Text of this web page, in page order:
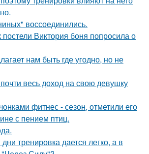
воссоединились.
Виктория боня попросила о
нам быть где угодно, но не
весь доход на свою девушку
фитнес - сезон, отметили его
с пением птиц.
тренировка дается легко, а в